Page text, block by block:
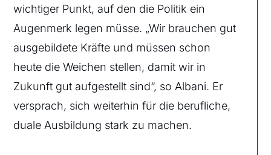
wichtiger Punkt, auf den die Politik ein
Augenmerk legen müsse. „Wir brauchen gut
ausgebildete Kräfte und müssen schon
heute die Weichen stellen, damit wir in
Zukunft gut aufgestellt sind“, so Albani. Er
versprach, sich weiterhin für die berufliche,
duale Ausbildung stark zu machen.